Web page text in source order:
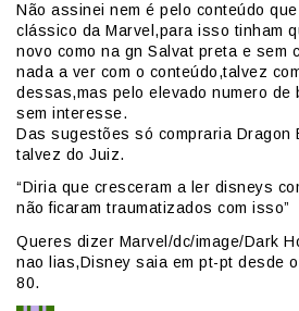
Não assinei nem é pelo conteúdo
clássico da Marvel,para isso tinham
novo como na gn Salvat preta e sem
nada a ver com o conteúdo,talvez
dessas,mas pelo elevado numero de
sem interesse.
Das sugestões só compraria Dragon
talvez do Juiz.
“Diria que cresceram a ler disneys
não ficaram traumatizados com isso”
Queres dizer Marvel/dc/image/Dark
nao lias,Disney saia em pt-pt desde
80.